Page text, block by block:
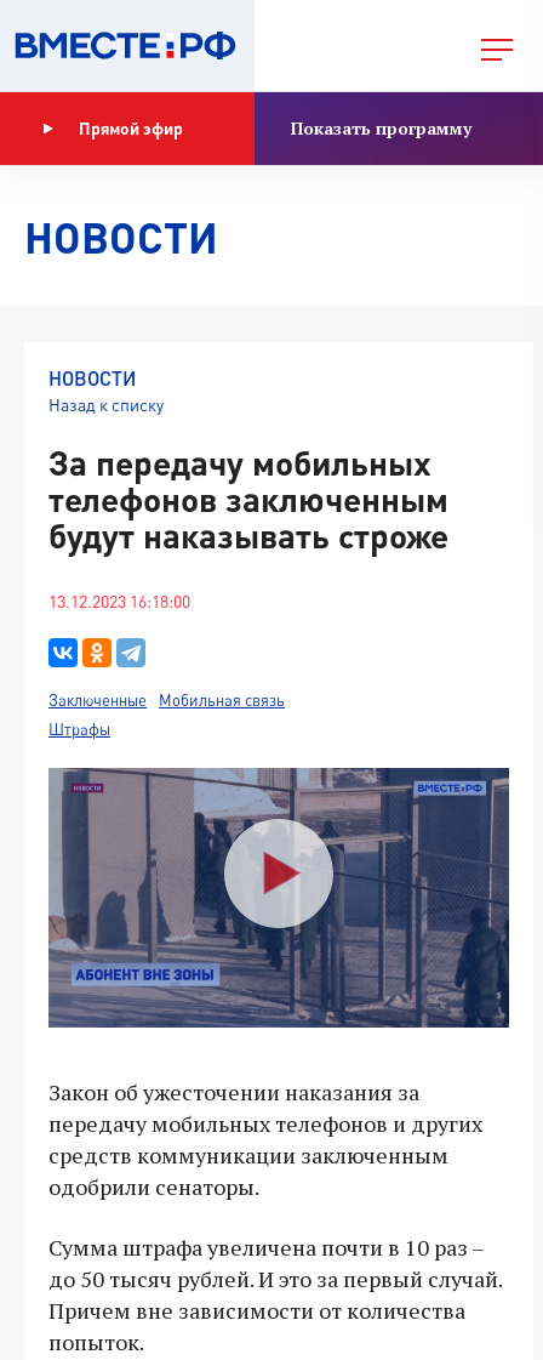
Прямой эфир Показать программу
НОВОСТИ
НОВОСТИ
Назад к списку
За передачу мобильных
телефонов заключенным
будут наказывать строже
13.12.2023 16:18:00
Заключенные
Мобильная связь
Штрафы
Закон об ужесточении наказания за
передачу мобильных телефонов и других
средств коммуникации заключенным
одобрили сенаторы.
Сумма штрафа увеличена почти в 10 раз –
до 50 тысяч рублей. И это за первый случай.
Причем вне зависимости от количества
попыток.